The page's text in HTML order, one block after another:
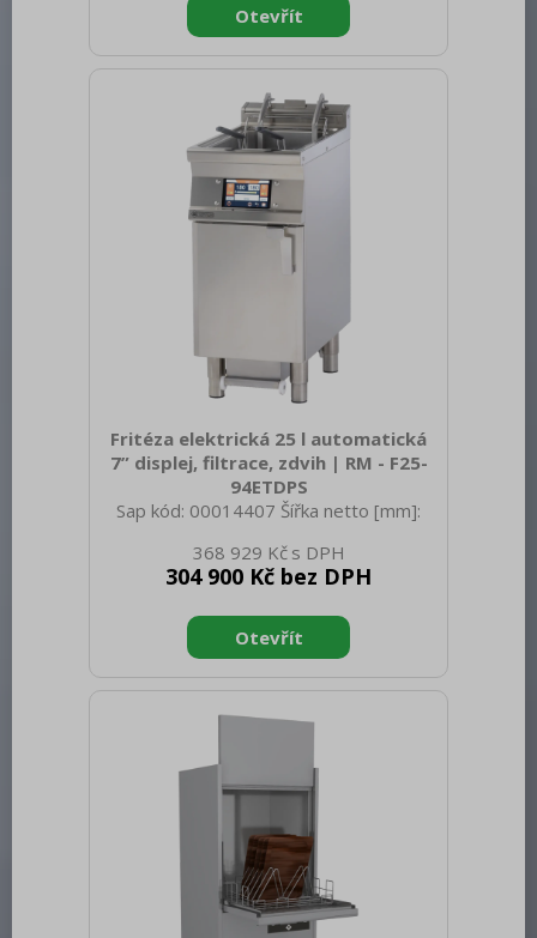
1110 Hmotnost brutto [kg]: 126.00 Typ
spotřebiče: Elektrické zařízení
Konstruční typ zařízení: S podestavbou
400 V / 3N - 50 Hz Vnější barva zařízení:
Nerezové Materiál: AISI 304 Kontrolky:
chodu a nahřátí Typ vrchní desky:
Prolisovaná - komfortní
Fritéza elektrická 25 l automatická
7” displej, filtrace, zdvih | RM - F25-
94ETDPS
Sap kód: 00014407 Šířka netto [mm]:
netto [mm]: 900 Hmotnost netto [kg]:
80.00 Šířka brutto [mm]: 430 Hloubka
1110 Hmotnost brutto [kg]: 92.00 Typ
spotřebiče: Elektrické zařízení
Konstruční typ zařízení: S podestavbou
400 V / 3N - 50 Hz Stupeň krytí
zařízení: Nerezové Materiál: AISI 304
Kontrolky: chodu a nahřátí Typ vrc
368 929 Kč
304 900 Kč bez DPH